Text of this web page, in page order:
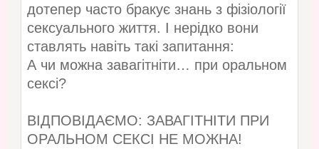
дотепер часто бракує знань з фізіології
сексуального життя. І нерідко вони
ставлять навіть такі запитання:
А чи можна завагітніти… при оральном
сексі?
ВІДПОВІДАЄМО: ЗАВАГІТНІТИ ПРИ
ОРАЛЬНОМ СЕКСІ НЕ МОЖНА!